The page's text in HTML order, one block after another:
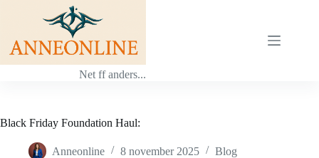
inhoud
Net ff anders...
Black Friday Foundation Haul:
Anneonline 8 november 2025 Blog